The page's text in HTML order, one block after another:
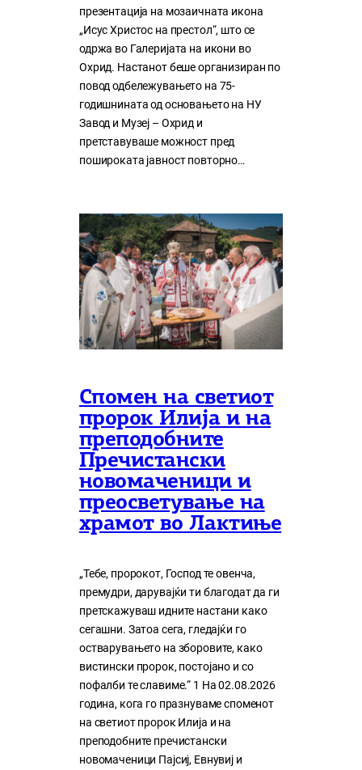
презентација на мозаичната икона
„Исус Христос на престол“, што се
одржа во Галеријата на икони во
Охрид. Настанот беше организиран по
повод одбележувањето на 75-
годишнината од основањето на НУ
Завод и Музеј – Охрид и
претставуваше можност пред
пошироката јавност повторно…
Спомен на светиот
пророк Илија и на
преподобните
Пречистански
новомаченици и
преосветување на
храмот во Лактиње
„Тебе, пророкот, Господ те овенча,
премудри, дарувајќи ти благодат да ги
претскажуваш идните настани како
сегашни. Затоа сега, гледајќи го
остварувањето на зборовите, како
вистински пророк, постојано и со
пофалби те славиме.“ 1 На 02.08.2026
година, кога го празнуваме споменот
на светиот пророк Илија и на
преподобните пречистански
новомаченици Пајсиј, Евнувиј и